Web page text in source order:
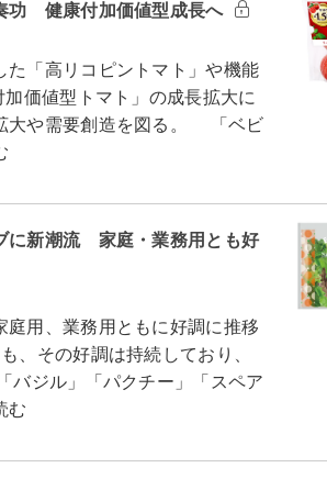
功 健康付加価値型成長へ
「高リコピントマト」や機能
価値型トマト」の成長拡大に
大や需要創造を図る。 「ベビ
に新潮流 家庭・業務用とも好
用、業務用ともに好調に推移
、その好調は持続しており、
ジル」「パクチー」「スペア
む